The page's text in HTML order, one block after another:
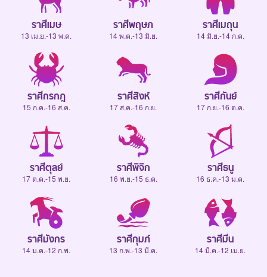
ราศีเมษ
13 เม.ย.-13 พ.ค.
ราศีพฤษภ
14 พ.ค.-13 มิ.ย.
ราศีเมถุน
14 มิ.ย.-14 ก.ค.
ราศีกรกฎ
15 ก.ค.-16 ส.ค.
ราศีสิงห์
17 ส.ค.-16 ก.ย.
ราศีกันย์
17 ก.ย.-16 ต.ค.
ราศีตุลย์
17 ต.ค.-15 พ.ย.
ราศีพิจิก
16 พ.ย.-15 ธ.ค.
ราศีธนู
16 ธ.ค.-13 ม.ค.
ราศีมังกร
14 ม.ค.-12 ก.พ.
ราศีกุมภ์
13 ก.พ.-13 มี.ค.
ราศีมีน
14 มี.ค.-12 เม.ย.